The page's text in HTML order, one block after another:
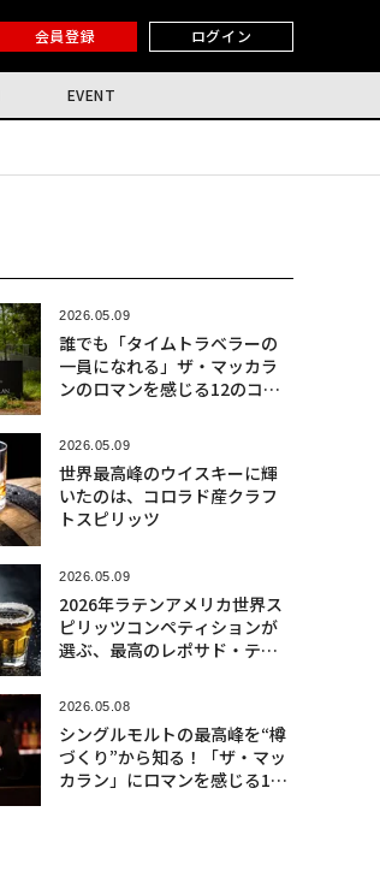
会員登録 ログイン
EVENT
2026.05.09
誰でも「タイムトラベラーの
一員になれる」ザ・マッカラ
ンのロマンを感じる12のコト
2026.05.09
世界最高峰のウイスキーに輝
いたのは、コロラド産クラフ
トスピリッツ
2026.05.09
2026年ラテンアメリカ世界ス
ピリッツコンペティションが
選ぶ、最高のレポサド・テキ
2026.05.08
シングルモルトの最高峰を“樽
づくり”から知る！「ザ・マッ
カラン」にロマンを感じる12